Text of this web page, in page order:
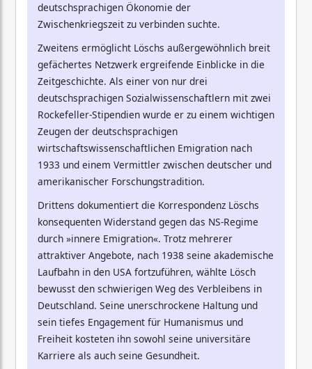
deutschsprachigen Ökonomie der
Zwischenkriegszeit zu verbinden suchte.
Zweitens ermöglicht Löschs außergewöhnlich breit
gefächertes Netzwerk ergreifende Einblicke in die
Zeitgeschichte. Als einer von nur drei
deutschsprachigen Sozialwissenschaftlern mit zwei
Rockefeller-Stipendien wurde er zu einem wichtigen
Zeugen der deutschsprachigen
wirtschaftswissenschaftlichen Emigration nach
1933 und einem Vermittler zwischen deutscher und
amerikanischer Forschungstradition.
Drittens dokumentiert die Korrespondenz Löschs
konsequenten Widerstand gegen das NS-Regime
durch »innere Emigration«. Trotz mehrerer
attraktiver Angebote, nach 1938 seine akademische
Laufbahn in den USA fortzuführen, wählte Lösch
bewusst den schwierigen Weg des Verbleibens in
Deutschland. Seine unerschrockene Haltung und
sein tiefes Engagement für Humanismus und
Freiheit kosteten ihn sowohl seine universitäre
Karriere als auch seine Gesundheit.